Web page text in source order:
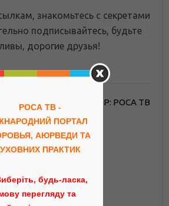
знакомьтесь с секретами
подписывайтесь, будьте
дорогие друзья!
АВТОР: РОСА ТВ
упражнения культура
РОСА ТВ -
ПОРТАЛ
АЮРВЕДИ ТА
ПРАКТИК
будь-ласка,
перегляду та